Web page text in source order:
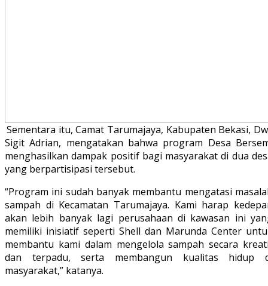
Sementara itu, Camat Tarumajaya, Kabupaten Bekasi,
Sigit Adrian, mengatakan bahwa program Desa
menghasilkan dampak positif bagi masyarakat di dua
yang berpartisipasi tersebut.
“Program ini sudah banyak membantu mengatasi
sampah di Kecamatan Tarumajaya. Kami harap
akan lebih banyak lagi perusahaan di kawasan ini
memiliki inisiatif seperti Shell dan Marunda Center
membantu kami dalam mengelola sampah secara
dan terpadu, serta membangun kualitas hidup
masyarakat,” katanya.